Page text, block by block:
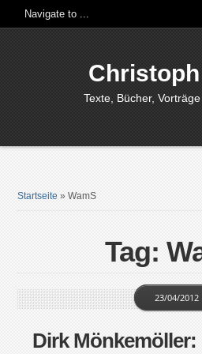
Texte, Bücher,
Startseite »WamS
Tag:
Dirk Mönkemöller:
23/04/2012